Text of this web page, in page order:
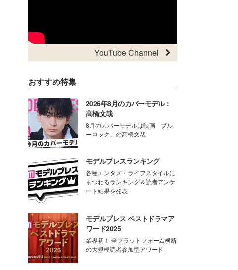
YouTube Channel
おすすめ特集
2026年8月のカバーモデル：
高橋文哉
8月のカバーモデルは映画「ブル
ーロック」の高橋文哉
モデルプレスランキング
各種エンタメ・ライフスタイルに
まつわるランキング＆読者アンケ
ート結果を発表
モデルプレス ベストドラマア
ワード2025
業界初！ 全プラットフォーム横断
の大規模読者参加型アワード